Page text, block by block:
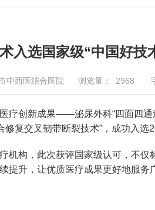
入选国家级“中国好技
中西医结合医院 浏览量： 2968
疗创新成果——泌尿外科“四面四
复交叉韧带断裂技术”，成功入选
机构，此次获评国家级认可，不
提升，让优质医疗成果更好地服务